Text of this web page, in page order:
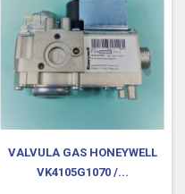
VALVULA GAS HONEYWELL
VK4105G1070 /...